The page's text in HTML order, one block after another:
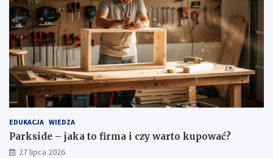
EDUKACJA WIEDZA
Parkside – jaka to firma i czy warto kupować?
27 lipca 2026